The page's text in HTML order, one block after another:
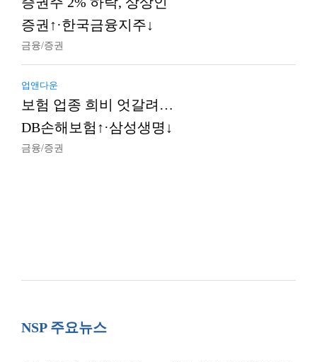
증권↑·한국금융지주↓
금융/증권
업앤다운
보험 업종 희비 엇갈려…
DB손해보험↑·삼성생명↓
금융/증권
NSP 주요뉴스